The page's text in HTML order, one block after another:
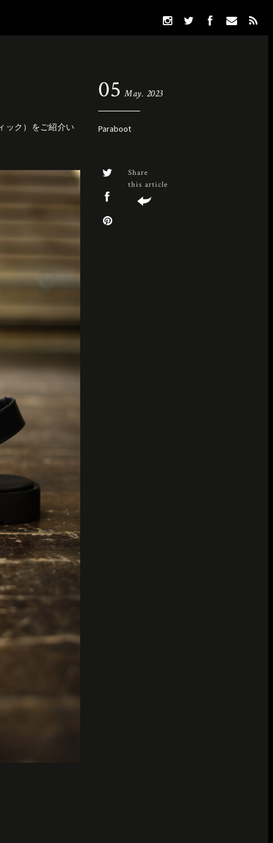
05 May. 2023
Paraboot
Share
this article
ック）をご紹介い